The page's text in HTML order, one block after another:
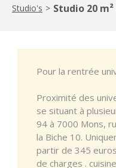
Studio's > Studio 20
Pour la rentrée
Proximité des
se situant à
94 à 7000 Mons,
la Biche 10.
partir de 345
de charges .